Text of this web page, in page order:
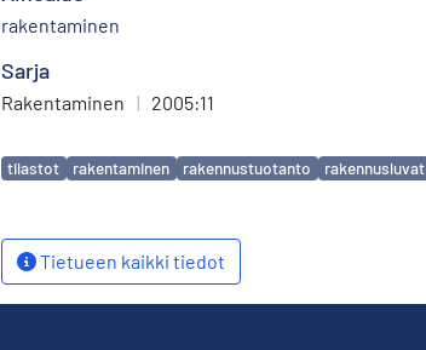
rakentaminen
Sarja
Rakentaminen | 2005:11
Avainsanat
tilastot rakentaminen rakennustuotanto rakennusluvat
Tietueen kaikki tiedot